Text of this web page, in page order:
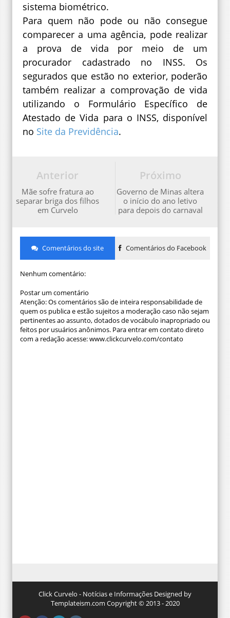
sistema biométrico.
Para quem não pode ou não consegue
comparecer a uma agência, pode realizar
a prova de vida por meio de um
procurador cadastrado no INSS. Os
segurados que estão no exterior, poderão
também realizar a comprovação de vida
utilizando o Formulário Específico de
Atestado de Vida para o INSS, disponível
no Site da Previdência.
Próximo
Governo de Minas altera
o início do ano letivo
para depois do carnaval
Anterior
Mãe sofre fratura ao
separar briga dos filhos
em Curvelo
Comentários do site Comentários do Facebook
Nenhum comentário:
Postar um comentário
Atenção: Os comentários são de inteira responsabilidade de
quem os publica e estão sujeitos a moderação caso não sejam
pertinentes ao assunto, dotados de vocábulo inapropriado ou
feitos por usuários anônimos. Para entrar em contato direto
com a redação acesse: www.clickcurvelo.com/contato
Click Curvelo - Notícias e Informações Designed by
Templateism.com Copyright © 2013 - 2020